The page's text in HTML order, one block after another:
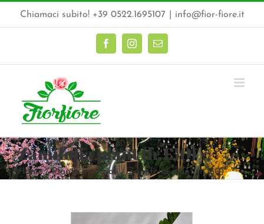
contenuto
Chiamaci subito! +39 0522.1695107 info@fior-fiore.it
FacebookInstagramEmail
Zamifolia plant (h.130)
Home Piante artificiali Zamifolia plant (h.130)